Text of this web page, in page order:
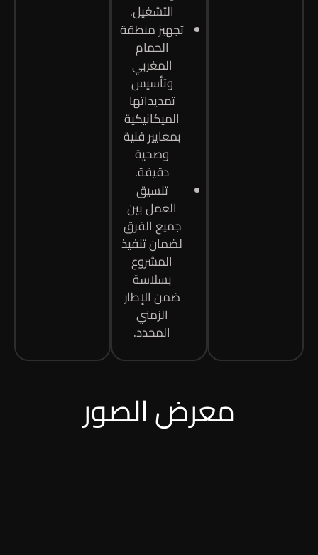
التشغيل.
تجهيز منطقة
الحمام
المغربي
وتأسيس
تمديداتها
الميكانيكية
بمعايير فنية
وصحية
دقيقة.
تنسيق
العمل بين
جميع الفرق
لضمان تنفيذ
المشروع
بسلاسة
ضمن الإطار
الزمني
المحدد.
معرض الصور